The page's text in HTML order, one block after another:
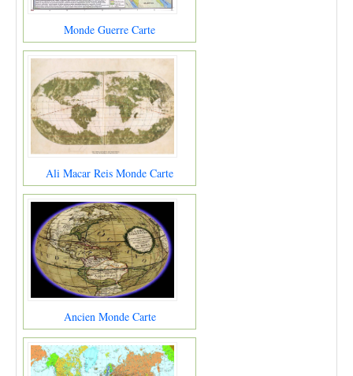
Monde Guerre Carte
Ali Macar Reis Monde Carte
Ancien Monde Carte